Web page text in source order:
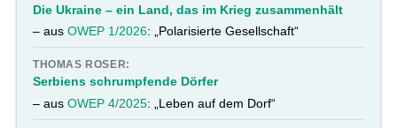
Die Ukraine – ein Land, das im Krieg zusammenhält
– ausOWEP 1/2026: „Polarisierte Gesellschaft“
THOMAS ROSER:
Serbiens schrumpfende Dörfer
– ausOWEP 4/2025: „Leben auf dem Dorf“